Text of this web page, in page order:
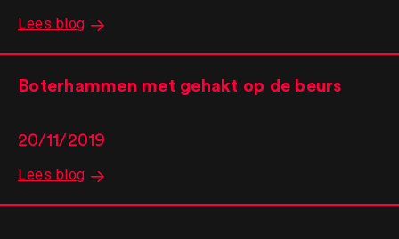
Lees blog
Boterhammen met gehakt op de beurs
20/11/2019
Lees blog